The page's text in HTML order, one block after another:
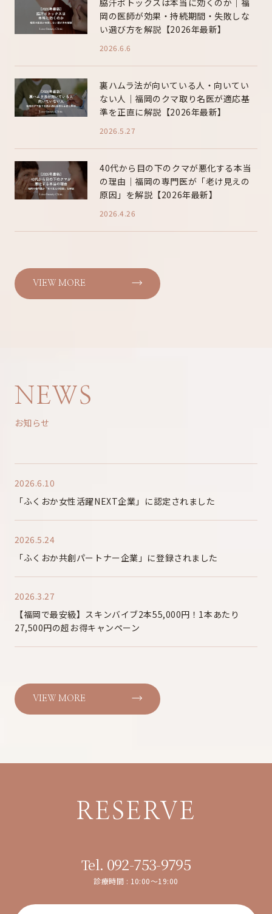
脇汗ボトックスは本当に効くのか｜福
岡の医師が効果・持続期間・失敗しな
い選び方を解説【2026年最新】
2026.6.6
裏ハムラ法が向いている人・向いてい
ない人｜福岡のクマ取り名医が適応基
準を正直に解説【2026年最新】
2026.5.27
40代から目の下のクマが悪化する本当
の理由｜福岡の専門医が「老け見えの
原因」を解説【2026年最新】
2026.4.26
VIEW MORE
NEWS
お知らせ
2026.6.10
「ふくおか女性活躍NEXT企業」に認定されました
2026.5.24
「ふくおか共創パートナー企業」に登録されました
2026.3.27
【福岡で最安級】スキンバイブ2本55,000円！1本あたり
27,500円の超お得キャンペーン
VIEW MORE
RESERVE
Tel. 092-753-9795
診療時間 : 10:00～19:00